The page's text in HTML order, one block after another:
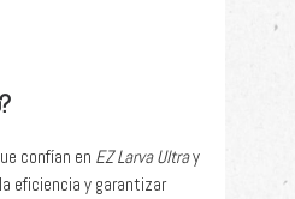
confían en EZ Larva Ultray
eficiencia y garantizar